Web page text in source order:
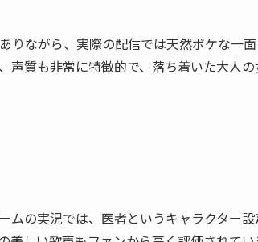
りながら、実際の配信では天然ボケな一
声質も非常に特徴的で、落ち着いた大人
ムの実況では、医者というキャラクター設